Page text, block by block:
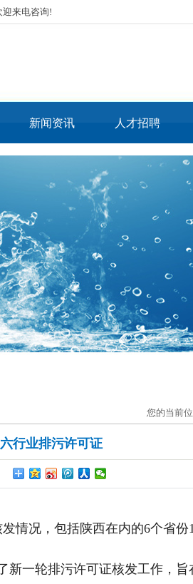
迎来电咨询!
新闻资讯
公司新闻
行业资讯
技术介绍
人才招聘
您的当前
行业排污许可证
情况，包括陕西在内的6个省份
一轮排污许可证核发工作，旨